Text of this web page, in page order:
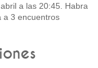
a las 20:45. Habra
a 3 encuentros